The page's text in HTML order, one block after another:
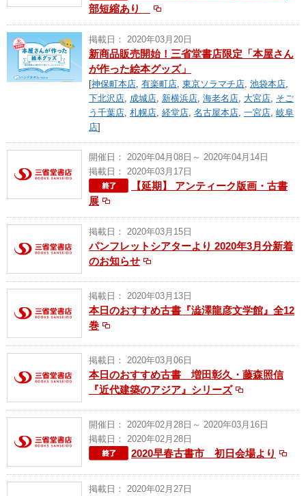
部短縮あり
掲載日： 2020年03月20日
新商品販売開始！三省堂書店限定「本屋さん
が作った絵本グッズ」
[神保町本店, 有楽町店, 東京ソラマチ店, 池袋本店,
下北沢店, 成城店, 新横浜店, 海老名店, 大宮店, そご
う千葉店, 札幌店, 経堂店, 名古屋本店, 一宮店, 岐阜
店]
開催日： 2020年04月08日～ 2020年04月14日
掲載日： 2020年03月17日
【延期】 アンティーク版画・古書
展
掲載日： 2020年03月15日
パンフレットシアターより 2020年3月分新着
のお知らせ
掲載日： 2020年03月13日
本日のおすすめ古書『澁澤龍彦文学館』全12
巻
掲載日： 2020年03月06日
本日のおすすめ古書 増田彰久・藤森照信
『近代建築のアジア』シリーズ
開催日： 2020年02月28日～ 2020年03月16日
掲載日： 2020年02月28日
2020早春古書市 初日会場より
掲載日： 2020年02月27日